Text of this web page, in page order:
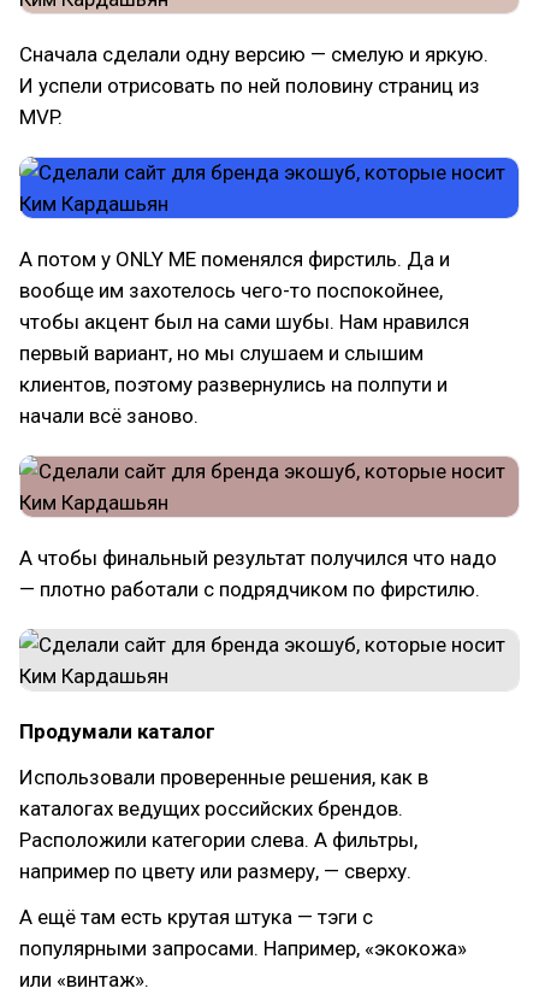
Сначала сделали одну версию — смелую и яркую.
И успели отрисовать по ней половину страниц из
MVP.
А потом у ONLY ME поменялся фирстиль. Да и
вообще им захотелось чего-то поспокойнее,
чтобы акцент был на сами шубы. Нам нравился
первый вариант, но мы слушаем и слышим
клиентов, поэтому развернулись на полпути и
начали всё заново.
А чтобы финальный результат получился что надо
— плотно работали с подрядчиком по фирстилю.
Продумали каталог
Использовали проверенные решения, как в
каталогах ведущих российских брендов.
Расположили категории слева. А фильтры,
например по цвету или размеру, — сверху.
А ещё там есть крутая штука — тэги с
популярными запросами. Например, «экокожа»
или «винтаж».